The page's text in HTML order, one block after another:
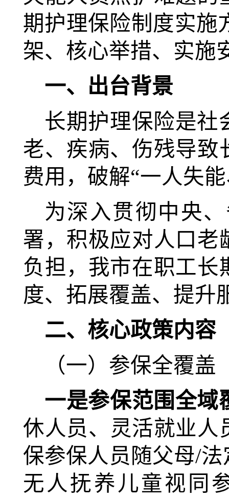
期护理保险制度实施
架、核心举措、实施
一、出台背景
长期护理保险是社
老、疾病、伤残导致
费用，破解“一人失
为深入贯彻中央
署，积极应对人口老
负担，我市在职工长
度、拓展覆盖、提升
二、核心政策内容
（一）参保全覆盖
一是参保范围全域
休人员、灵活就业人
保参保人员随父母/
无人抚养儿童视同